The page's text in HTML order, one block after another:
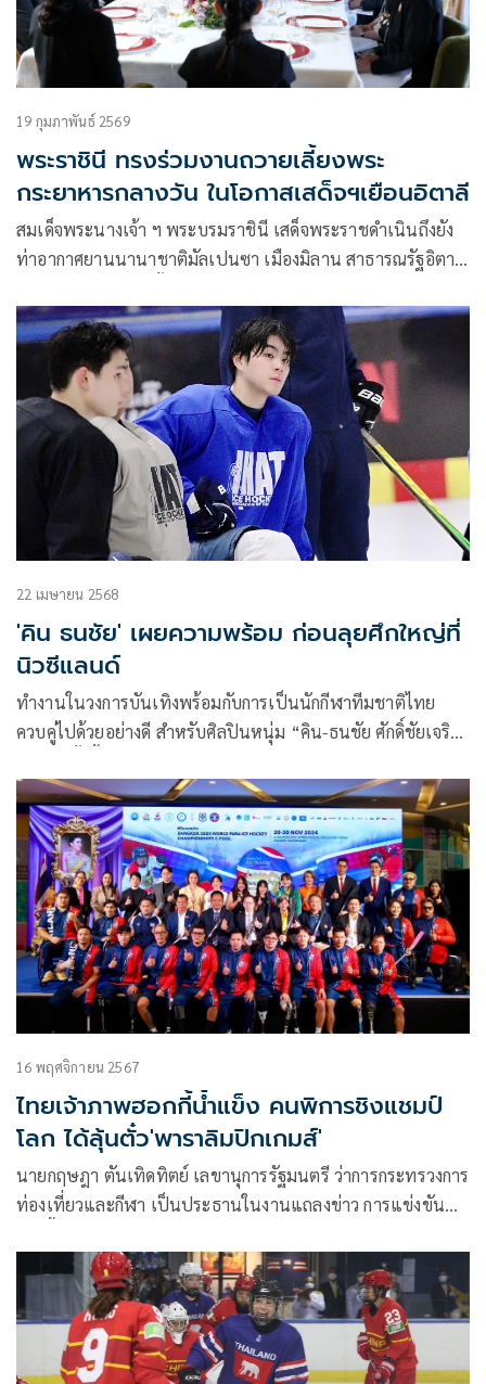
19 กุมภาพันธ์ 2569
พระราชินี ทรงร่วมงานถวายเลี้ยงพระ
กระยาหารกลางวัน ในโอกาสเสด็จฯเยือนอิตาลี
สมเด็จพระนางเจ้า ฯ พระบรมราชินี เสด็จพระราชดำเนินถึงยัง
ท่าอากาศยานนานาชาติมัลเปนซา เมืองมิลาน สาธารณรัฐอิตาลี
ภริยา, นายเปาโล ดีโอนิซิ
22 เมษายน 2568
'คิน ธนชัย' เผยความพร้อม ก่อนลุยศึกใหญ่ที่
นิวซีแลนด์
ทำงานในวงการบันเทิงพร้อมกับการเป็นนักกีฬาทีมชาติไทย
ควบคู่ไปด้วยอย่างดี สำหรับศิลปินหนุ่ม “คิน-ธนชัย ศักดิ์ชัยเจริญ
สวมบทบาทนักกีฬาฮอกกี้น้ำแข็งทีมชาติไทยอีกครั้ง เตรียมลงสู้
ศึกใหญ่ “2025 IIHF Ice Hockey World Championship
Division II – Group B” ที่จัดขึ้น ณ เมืองดะนีดิน ประเทศ
นิวซีแลนด์ ระหว่างวันที่ 27 เมษายน ถึงวันที่ 3 พฤษภาคม
2025
16 พฤศจิกายน 2567
ไทยเจ้าภาพฮอกกี้น้ำแข็ง คนพิการชิงแชมป์
โลก ได้ลุ้นตั๋ว'พาราลิมปิกเกมส์'
นายกฤษฎา ตันเทิดทิตย์ เลขานุการรัฐมนตรี ว่าการกระทรวงการ
ท่องเที่ยวและกีฬา เป็นประธานในงานแถลงข่าว การแข่งขัน
ไอซ์ ฮอกกี้ แชมเปี้ยนชิพ 2024 ซี-พูล (กลุ่มซี) “2024
BANGKOK WORLD PARA ICE HOCKEY CHAMPIONSHIPS C-
POOL”